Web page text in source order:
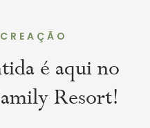
é aqui no
Resort!